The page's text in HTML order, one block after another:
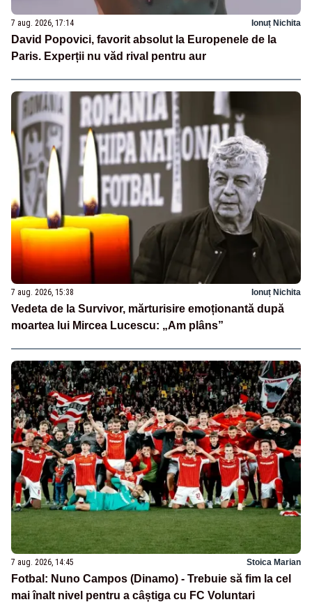
7 aug. 2026, 17:14 Ionuț Nichita
David Popovici, favorit absolut la Europenele de la
Paris. Experții nu văd rival pentru aur
7 aug. 2026, 15:38 Ionuț Nichita
Vedeta de la Survivor, mărturisire emoționantă după
moartea lui Mircea Lucescu: „Am plâns”
7 aug. 2026, 14:45 Stoica Marian
Fotbal: Nuno Campos (Dinamo) - Trebuie să fim la cel
mai înalt nivel pentru a câștiga cu FC Voluntari